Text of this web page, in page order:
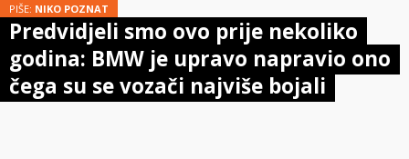
PIŠE: NIKO POZNAT
Predvidjeli smo ovo prije nekoliko
godina: BMW je upravo napravio ono
čega su se vozači najviše bojali